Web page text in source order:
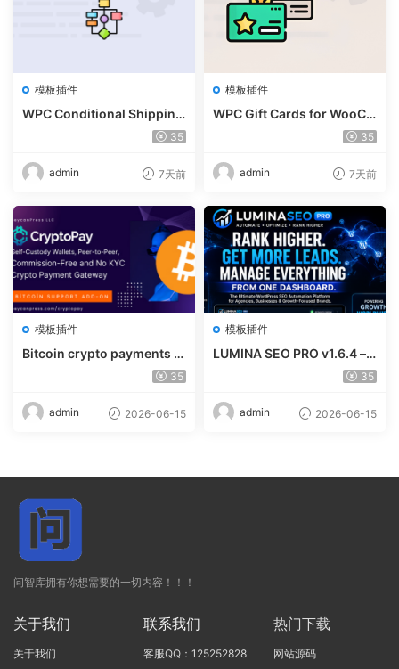
模板插件
WPC Conditional Shipping
& Payments (Premium) v1.
35
admin 7天前
模板插件
WPC Gift Cards for WooCo
mmerce (Premium) v1.0.235
admin 7天前
模板插件
Bitcoin crypto payments s
upport for CryptoPay v1.4.
35
admin 2026-06-15
模板插件
LUMINA SEO PRO v1.6.4 – R
ank #1 Without Writing
35
admin 2026-06-15
问智库拥有你想需要的一切内容！！！
关于我们
关于我们
联系我们
客服QQ：125252828
热门下载
网站源码